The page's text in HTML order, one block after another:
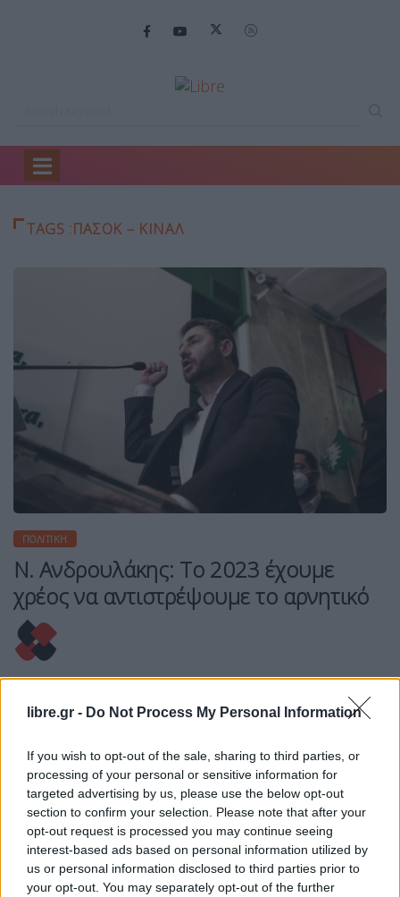
libre.gr - Do Not Process My Personal Information
If you wish to opt-out of the sale, sharing to third parties, or
processing of your personal or sensitive information for
targeted advertising by us, please use the below opt-out
section to confirm your selection. Please note that after your
opt-out request is processed you may continue seeing
interest-based ads based on personal information utilized by
us or personal information disclosed to third parties prior to
your opt-out. You may separately opt-out of the further
Home
TAGS :ΠΑΣΟΚ – ΚΙΝΑΛ
ΠΟΛΙΤΙΚΉ
Ν. Ανδρουλάκης: Το 2023 έχουμε
χρέος να αντιστρέψουμε το αρνητικό
31 Δεκεμβρίου, 2022
χρόνια ακριβά τον λαϊκισμό και τον ελιτισμό. Τον
διχασμό και την τοξικότητα. Έχει έρθει η ώρα να
ξεπεράσουμε αυτούς, που δεν ξέρουν να χτίζουν
γέφυρες αλλά μόνο να γκρεμίζουν, για να
ανατείλει μια εποχή γόνιμου πολιτικού διαλόγου,
που θα απαντά στα πραγματικά κοινωνικά
ζητήματα με το βλέμμα […]